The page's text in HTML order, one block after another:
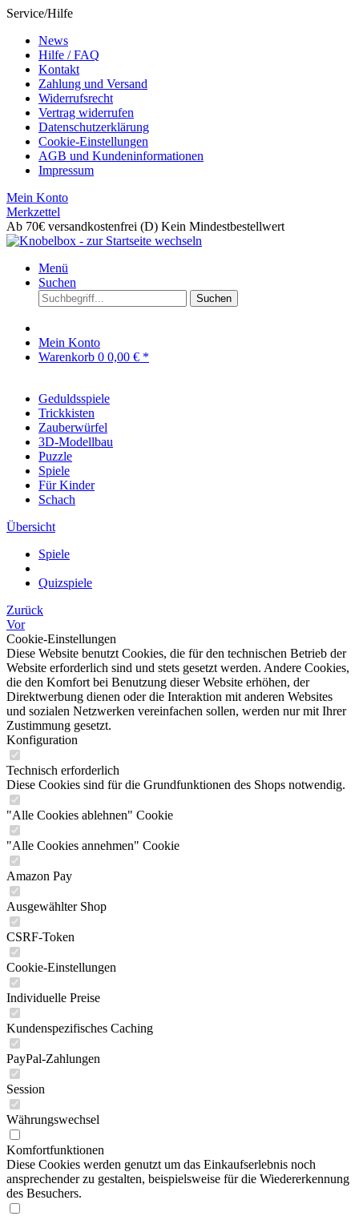
Service/Hilfe
News
Hilfe / FAQ
Kontakt
Zahlung und Versand
Widerrufsrecht
Vertrag widerrufen
Datenschutzerklärung
Cookie-Einstellungen
AGB und Kundeninformationen
Impressum
Mein Konto
Merkzettel
Ab 70€ versandkostenfrei (D) Kein Mindestbestellwert
Menü
Suchen
Suchen
Mein Konto
Warenkorb 0 0,00 € *
Geduldsspiele
Trickkisten
Zauberwürfel
3D-Modellbau
Puzzle
Spiele
Für Kinder
Schach
Übersicht
Spiele
Quizspiele
Zurück
Vor
Cookie-Einstellungen
Diese Website benutzt Cookies, die für den technischen Betrieb der
Website erforderlich sind und stets gesetzt werden. Andere Cookies,
die den Komfort bei Benutzung dieser Website erhöhen, der
Direktwerbung dienen oder die Interaktion mit anderen Websites
und sozialen Netzwerken vereinfachen sollen, werden nur mit Ihrer
Zustimmung gesetzt.
Konfiguration
Technisch erforderlich
Diese Cookies sind für die Grundfunktionen des Shops notwendig.
"Alle Cookies ablehnen" Cookie
"Alle Cookies annehmen" Cookie
Amazon Pay
Ausgewählter Shop
CSRF-Token
Cookie-Einstellungen
Individuelle Preise
Kundenspezifisches Caching
PayPal-Zahlungen
Session
Währungswechsel
Komfortfunktionen
Diese Cookies werden genutzt um das Einkaufserlebnis noch
ansprechender zu gestalten, beispielsweise für die Wiedererkennung
des Besuchers.